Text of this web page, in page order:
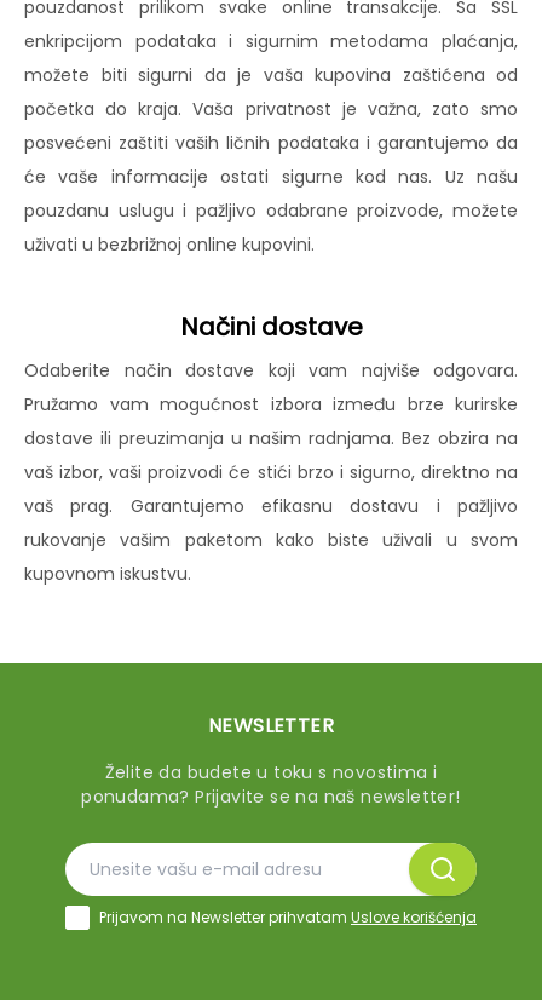
pouzdanost prilikom svake online transakcije. Sa SSL
enkripcijom podataka i sigurnim metodama plaćanja,
možete biti sigurni da je vaša kupovina zaštićena od
početka do kraja. Vaša privatnost je važna, zato smo
posvećeni zaštiti vaših ličnih podataka i garantujemo da
će vaše informacije ostati sigurne kod nas. Uz našu
pouzdanu uslugu i pažljivo odabrane proizvode, možete
uživati u bezbrižnoj online kupovini.
Načini dostave
Odaberite način dostave koji vam najviše odgovara.
Pružamo vam mogućnost izbora između brze kurirske
dostave ili preuzimanja u našim radnjama. Bez obzira na
vaš izbor, vaši proizvodi će stići brzo i sigurno, direktno na
vaš prag. Garantujemo efikasnu dostavu i pažljivo
rukovanje vašim paketom kako biste uživali u svom
kupovnom iskustvu.
NEWSLETTER
Želite da budete u toku s novostima i
ponudama? Prijavite se na naš newsletter!
Prijavom na Newsletter prihvatam Uslove korišćenja